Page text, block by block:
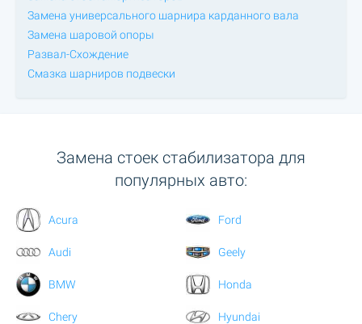
Замена универсального шарнира карданного вала
Замена шаровой опоры
Развал-Схождение
Смазка шарниров подвески
Замена стоек стабилизатора для
популярных авто:
Acura
Audi
BMW
Chery
Ford
Geely
Honda
Hyundai